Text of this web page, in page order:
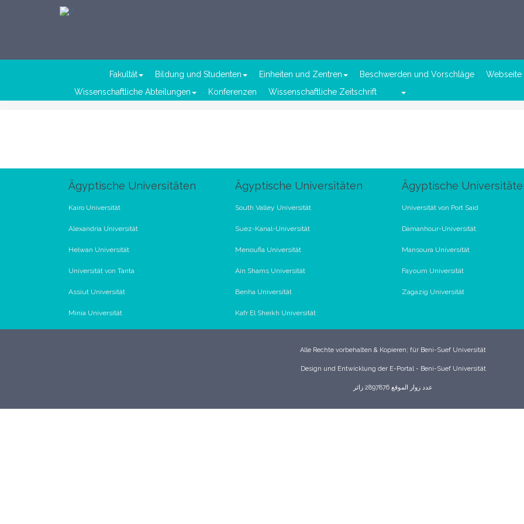
Fakultät Bildung und Studenten Einheiten und Zentren Beschwerden und Vorschläge Webseite
Wissenschaftliche Abteilungen
Konferenzen Wissenschaftliche Zeitschrift
Ägyptische Universitäten
Kairo Universität
Alexandria Universität
Helwan Universität
Universität von Tanta
Assiut Universität
Minia Universität
Ägyptische Universitäten
South Valley Universität
Suez-Kanal-Universität
Menoufia Universität
Ain Shams Universität
Benha Universität
Kafr El Sheikh Universität
Ägyptische
Universität von Port Said
Damanhour-Universität
Mansoura Universität
Fayoum Universität
Zagazig Universität
Alle Rechte vorbehalten & Kopieren; für Beni-Suef Universität
Design und Entwicklung der E-Portal - Beni-Suef Universität
عدد زوار الموقع 2897876 زائر